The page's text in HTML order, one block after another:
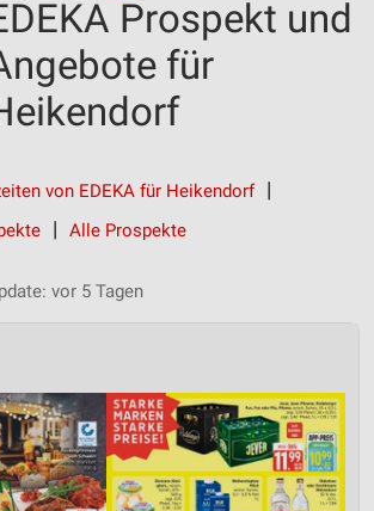
Prospekt und
für
von EDEKA für Heikendorf
Alle Prospekte
vor 5 Tagen